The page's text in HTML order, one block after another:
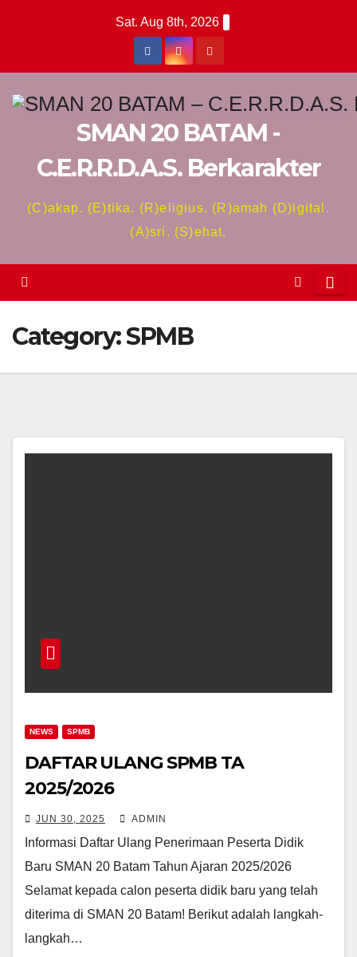
Sat. Aug 8th, 2026
SMAN 20 BATAM -
C.E.R.R.D.A.S. Berkarakter
(C)akap. (E)tika. (R)eligius. (R)amah (D)igital.
(A)sri. (S)ehat.
Category:SPMB
NEWS SPMB
DAFTAR ULANG SPMB TA
2025/2026
JUN 30, 2025 ADMIN
Informasi Daftar Ulang Penerimaan Peserta Didik
Baru SMAN 20 Batam Tahun Ajaran 2025/2026
Selamat kepada calon peserta didik baru yang telah
diterima di SMAN 20 Batam! Berikut adalah langkah-
langkah…